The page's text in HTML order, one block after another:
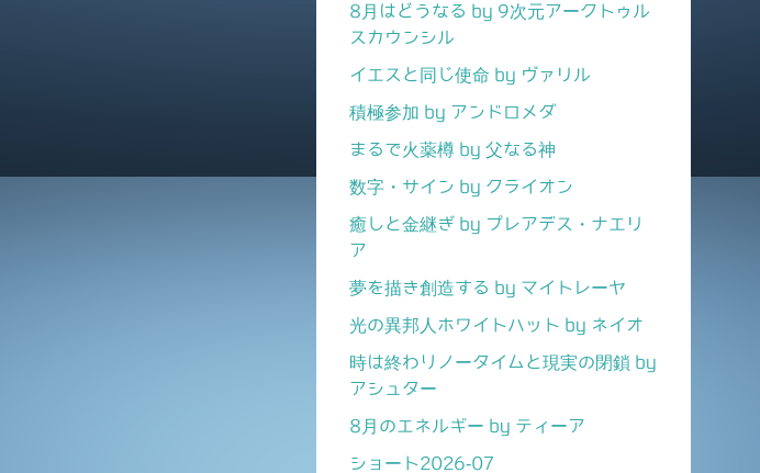
8月はどうなる by 9次元アークトゥル
スカウンシル
イエスと同じ使命 by ヴァリル
積極参加 by アンドロメダ
まるで火薬樽 by 父なる神
数字・サイン by クライオン
癒しと金継ぎ by プレアデス・ナエリ
ア
夢を描き創造する by マイトレーヤ
光の異邦人ホワイトハット by ネイオ
時は終わりノータイムと現実の閉鎖 by
アシュター
8月のエネルギー by ティーア
ショート2026-07